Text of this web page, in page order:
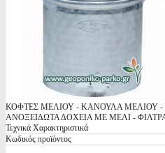
ΚΟΦΤΕΣ ΜΕΛΙΟΥ - ΚΑΝΟΥΛΑ ΜΕΛΙΟΥ
ΑΝΟΞΕΙΔΩΤΑ ΔΟΧΕΙΑ ΜΕ ΜΕΛΙ -
Τεχνικά Χαρακτηριστικά
Κωδικός προϊόντος